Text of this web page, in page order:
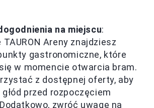
na miejscu:
Areny znajdziesz
gastronomiczne, które
w momencie otwarcia bram.
z dostępnej oferty, aby
przed rozpoczęciem
zwróć uwagę na